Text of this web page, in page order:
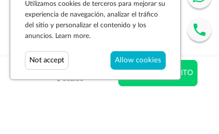
$ 270.05
$ 362.00
AÑADIR AL CARRITO
Utilizamos cookies de terceros para mejorar su
experiencia de navegación, analizar el tráfico
del sitio y personalizar el contenido y los
anuncios. Learn more.
Allow cookies
Not accept